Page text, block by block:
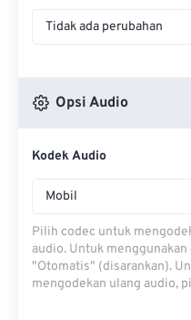
Tidak ada perubahan
Opsi Audio
Kodek Audio
Mobil
Pilih codec untuk
audio. Untuk
"Otomatis" (disarankan).
mengodekan ulang audio,